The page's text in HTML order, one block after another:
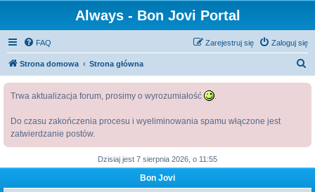
Always - Bon Jovi Portal
FAQ Zaloguj się
Zarejestruj się
Strona domowa Strona główna
j
Trwa aktualizacja forum, prosimy o wyrozumiałość .
Do czasu zakończenia procesu i wyeliminowania spamu włączone jest
zatwierdzanie postów.
Dzisiaj jest 7 sierpnia 2026, o 11:55
Bon Jovi